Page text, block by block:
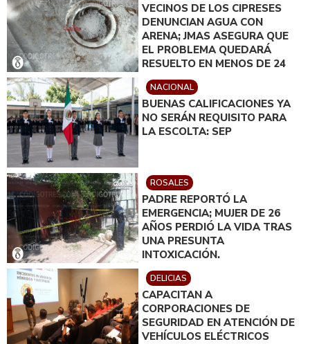
VECINOS DE LOS CIPRESES
DENUNCIAN AGUA CON
ARENA; JMAS ASEGURA QUE
EL PROBLEMA QUEDARÁ
RESUELTO EN MENOS DE 24
HORAS
NACIONAL
BUENAS CALIFICACIONES YA
NO SERÁN REQUISITO PARA
LA ESCOLTA: SEP
ROSALES
PADRE REPORTÓ LA
EMERGENCIA; MUJER DE 26
AÑOS PERDIÓ LA VIDA TRAS
UNA PRESUNTA
INTOXICACIÓN.
DELICIAS
CAPACITAN A
CORPORACIONES DE
SEGURIDAD EN ATENCIÓN DE
VEHÍCULOS ELÉCTRICOS